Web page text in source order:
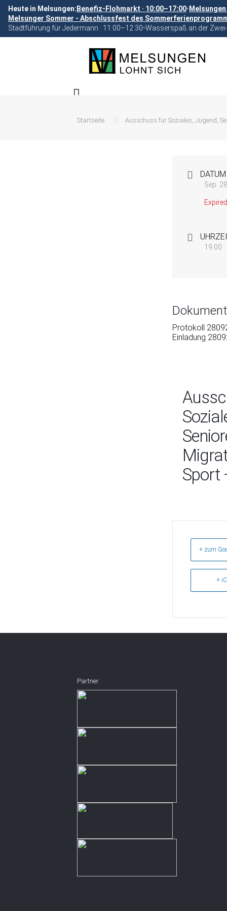
Heute in Melsungen: Benefiz-Flohmarkt · 10:00–17:00•
Melsunger Sommer - Abschlussfest des
Stadtführung für Jedermann · 11:00–12:30•Wasserspaß an der
Startseite Ausschuss für Soziales, Jugend,
DATUM
Sep.
19:00
Protokoll
Einladung
Sport
+ zum
+
Partner